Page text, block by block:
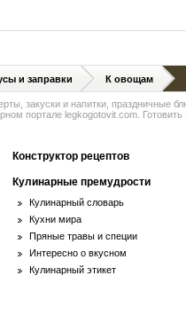
и заправки К овощам
закуски и напитки, праздничные
портале legkogotovit.com. Готовить
Конструктор рецептов
Кулинарные премудрости
Кулинарный словарь
Кухни мира
Пряные травы и специи
Интересно о вкусном
Кулинарный этикет